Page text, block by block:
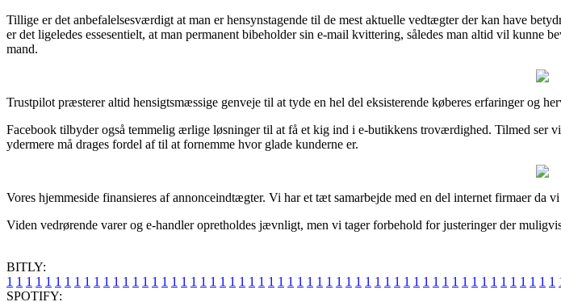
Tillige er det anbefalelsesværdigt at man er hensynstagende til de mest aktuelle vedtægter der kan have
er det ligeledes essesentielt, at man permanent bibeholder sin e-mail kvittering, således man altid vil
mand.
Trustpilot præsterer altid hensigtsmæssige genveje til at tyde en hel del eksisterende køberes erfaringer og
Facebook tilbyder også temmelig ærlige løsninger til at få et kig ind i e-butikkens troværdighed. Tilmed ser
ydermere må drages fordel af til at fornemme hvor glade kunderne er.
Vores hjemmeside finansieres af annonceindtægter. Vi har et tæt samarbejde med en del internet firmaer
Viden vedrørende varer og e-handler opretholdes jævnligt, men vi tager forbehold for justeringer der
BITLY:
1 1 1 1 1 1 1 1 1 1 1 1 1 1 1 1 1 1 1 1 1 1 1 1 1 1 1 1 1 1 1 1 1 1 1 1 1 1 1 1 1 1 1 1 1 1 1 1 1 1 1 1 1 1 1 1 1
SPOTIFY: